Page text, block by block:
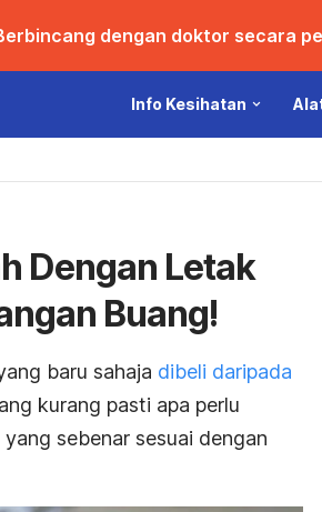
dengan doktor secara
Info Kesihatan
Dengan Letak
Buang!
baru sahaja dibeli daripada
kurang pasti apa perlu
sebenar sesuai dengan